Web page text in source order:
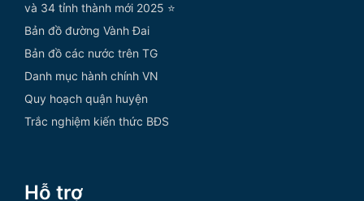
và 34 tỉnh thành mới 2025 ⭐
Bản đồ đường Vành Đai
Bản đồ các nước trên TG
Danh mục hành chính VN
Quy hoạch quận huyện
Trắc nghiệm kiến thức BĐS
Hỗ trợ